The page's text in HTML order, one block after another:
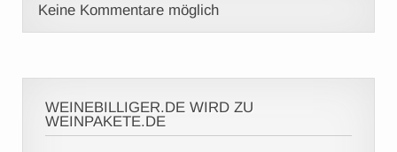
Keine Kommentare möglich
WEINEBILLIGER.DE WIRD ZU
WEINPAKETE.DE